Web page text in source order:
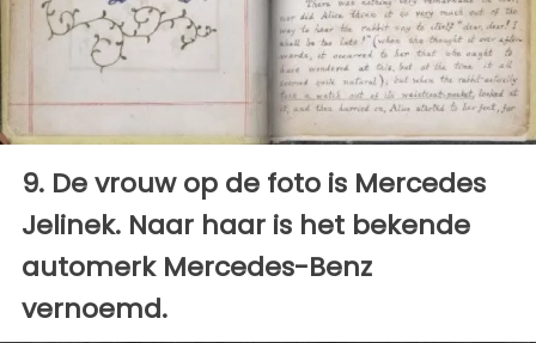
9. De vrouw op de foto is Mercedes
Jelinek. Naar haar is het bekende
automerk Mercedes-Benz
vernoemd.